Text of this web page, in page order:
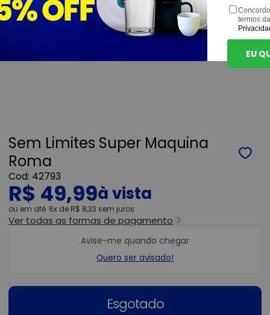
Sem Limites Super Maquina
Roma
42793
R$ 49,99
ou 6x de R$ 8,33 sem juros
Ver todas as formas de pagamento
Esgotado
Avise-me quando chegar
Quero ser avisado!
termos
EU